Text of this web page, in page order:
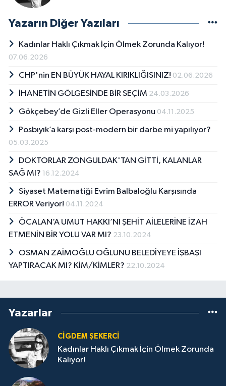
Yazarın Diğer Yazıları
Kadınlar Haklı Çıkmak İçin Ölmek Zorunda Kalıyor!
07.06.2026
CHP'nin EN BÜYÜK HAYAL KIRIKLIĞISINIZ! 02.06.2026
İHANETİN GÖLGESİNDE BİR SEÇİM 24.03.2026
Gökçebey’de Gizli Eller Operasyonu 04.11.2025
Posbıyık’a karşı post-modern bir darbe mi yapılıyor?
05.03.2025
DOKTORLAR ZONGULDAK'TAN GİTTİ, KALANLAR
SAĞ MI? 16.12.2024
Siyaset Matematiği Evrim Balbaloğlu Karşısında
ERROR Veriyor! 04.11.2024
ÖCALAN’A UMUT HAKKI’NI ŞEHİT AİLELERİNE İZAH
ETMENİN BİR YOLU VAR MI? 23.10.2024
OSMAN ZAİMOĞLU OĞLUNU BELEDİYEYE İŞBAŞI
YAPTIRACAK MI? KİM/KİMLER? 22.10.2024
Yazarlar
CIGDEM ŞEKERCİ
Kadınlar Haklı Çıkmak İçin Ölmek Zorunda
Kalıyor!